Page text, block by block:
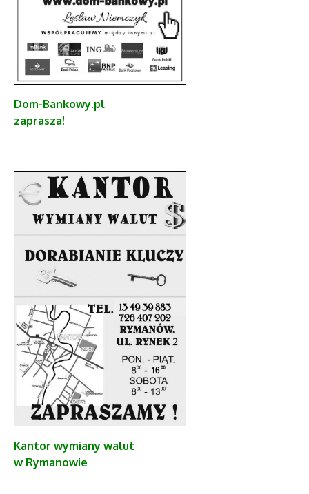
Dom-Bankowy.pl
zaprasza!
Kantor wymiany walut
w Rymanowie